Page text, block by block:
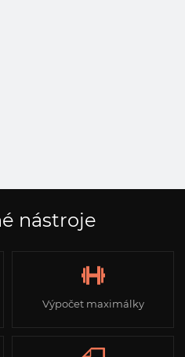
nástroje
Výpočet maximálky